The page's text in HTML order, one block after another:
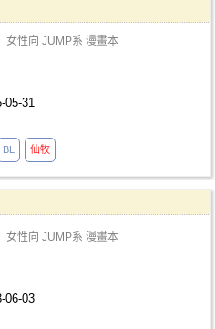
女性向 JUMP系 漫畫本
05-31
BL 仙牧
女性向 JUMP系 漫畫本
06-03